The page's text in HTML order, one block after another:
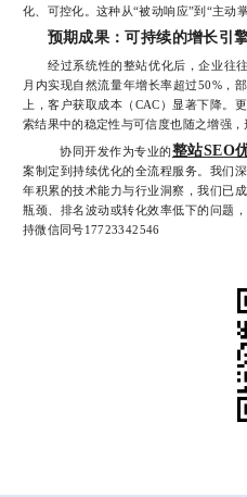
化、可控化。这种从“被动响应”到“主动
预期成果：可持续的增长引
经过系统性的整站优化后，企业往往
月内实现自然流量年增长率超过50%，
上，客户获取成本（CAC）显著下降。
索结果中的稳定性与可信度也随之增强，
协同开发作为专业的整站SEO
案制定到持续优化的全流程服务。我们
年积累的技术能力与行业洞察，我们已
瓶颈、排名波动或转化效率低下的问题
持微信同号17723342546